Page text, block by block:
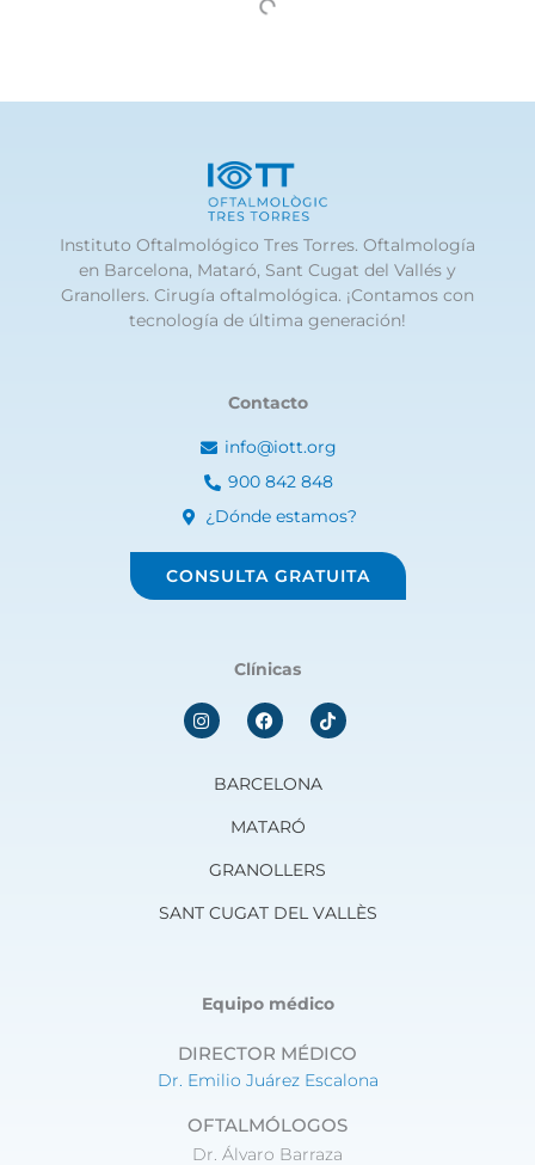
Instituto Oftalmológico Tres Torres. Oftalmología
en Barcelona, Mataró, Sant Cugat del Vallés y
Granollers. Cirugía oftalmológica. ¡Contamos con
tecnología de última generación!
Contacto
info@iott.org
900 842 848
¿Dónde estamos?
CONSULTA GRATUITA
Clínicas
I
n
F
a
b
o
k
BARCELONA
MATARÓ
GRANOLLERS
SANT CUGAT DEL VALLÈS
Equipo médico
DIRECTOR MÉDICO
Dr. Emilio Juárez Escalona
OFTALMÓLOGOS
Dr. Álvaro Barraza